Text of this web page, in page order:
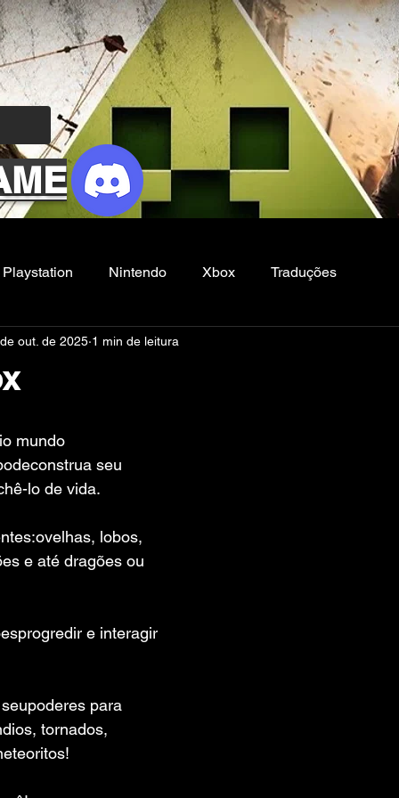
Playstation Nintendo Xbox Traduções
Filmes e Series Noticias
out. de 2025 1 min de leitura
mundo
seu
lo de vida.
lobos,
e até dragões ou
e interagir
para
tornados,